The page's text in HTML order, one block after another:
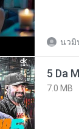
นวมิ
5 Da
7.0 MB